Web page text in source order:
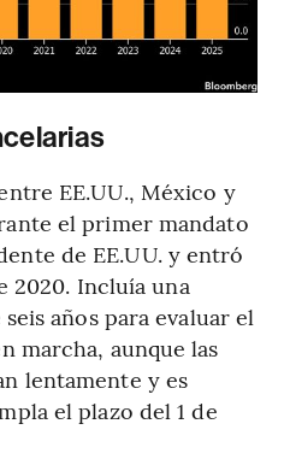
EE.UU., México y
el primer mandato
de EE.UU. y entró
2020. Incluía una
años para evaluar el
marcha, aunque las
lentamente y es
el plazo del 1 de